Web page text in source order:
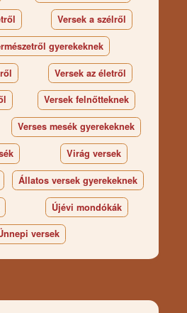
Versek a szélről
gyerekeknek
Versek az életről
Versek felnőtteknek
Verses mesék gyerekeknek
Virág versek
Állatos versek gyerekeknek
Újévi mondókák
versek